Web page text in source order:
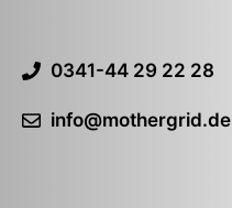
0341-44 29 22 28
info@mothergrid.de